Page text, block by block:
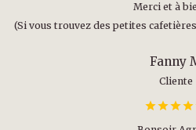
Merci et à
(Si vous trouvez des petites
Fanny
Cliente